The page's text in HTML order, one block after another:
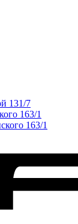
131/7
163/1
163/1